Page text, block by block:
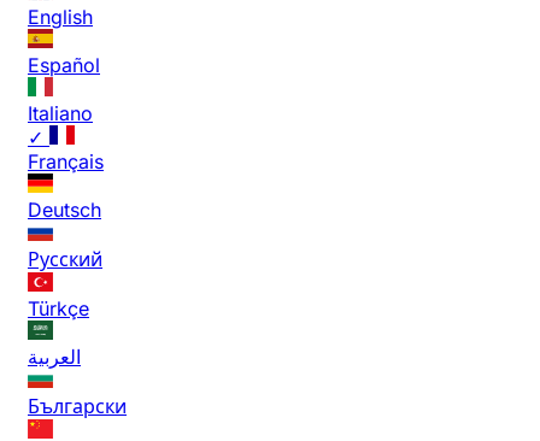
English
Español
Italiano
✓
Français
Deutsch
Русский
Türkçe
العربية
Български